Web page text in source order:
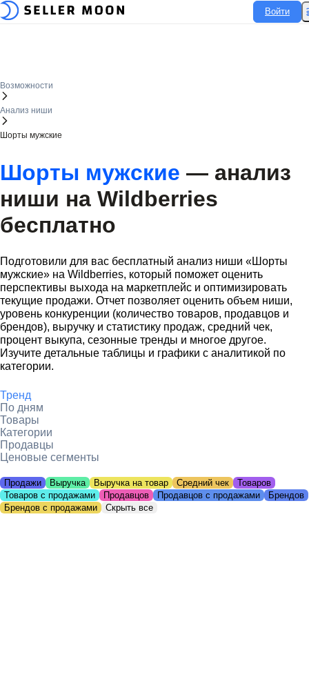
Войти
Войти
Возможности
Анализ ниши
Шорты мужские
Шорты мужские — анализ
ниши на Wildberries
бесплатно
Подготовили для вас бесплатный анализ ниши «Шорты
мужские» на Wildberries, который поможет оценить
перспективы выхода на маркетплейс и оптимизировать
текущие продажи. Отчет позволяет оценить объем ниши,
уровень конкуренции (количество товаров, продавцов и
брендов), выручку и статистику продаж, средний чек,
процент выкупа, сезонные тренды и многое другое.
Изучите детальные таблицы и графики с аналитикой по
категории.
Тренд
По дням
Товары
Категории
Продавцы
Ценовые сегменты
Продажи Выручка Выручка на товар Средний чек
Товаров
Товаров с продажами
Продавцов Продавцов с продажами
Брендов
Брендов с продажами
Скрыть все